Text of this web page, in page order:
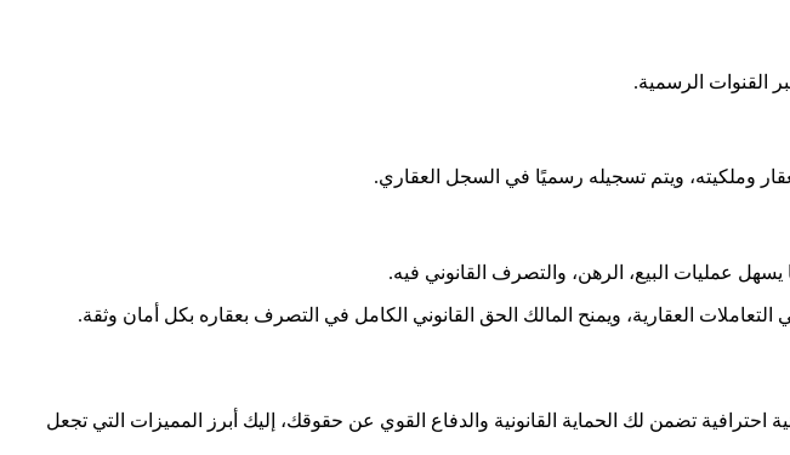
القنوات الرسمية.
وملكيته، ويتم تسجيله رسميًا في السجل العقاري.
عمليات البيع، الرهن، والتصرف القانوني فيه.
العقارية، ويمنح المالك الحق القانوني الكامل في التصرف بعقاره بكل أمان وثقة.
تضمن لك الحماية القانونية والدفاع القوي عن حقوقك، إليك أبرز المميزات التي تجعل